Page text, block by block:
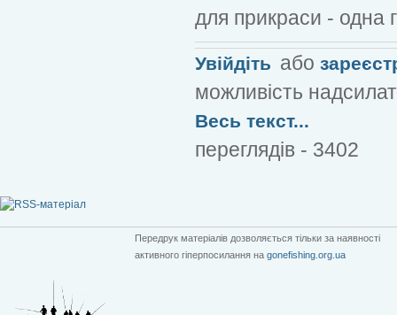
для прикраси - одна
Увійдіть або
можливість
Весь текст...
переглядів - 3402
Передрук матеріалів дозволяється тільки за наявності
активного гіперпосилання на gonefishing.org.ua